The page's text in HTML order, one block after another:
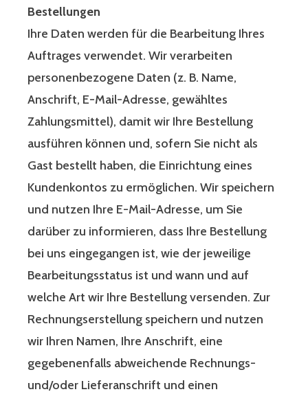
Bestellungen
Ihre Daten werden für die Bearbeitung Ihres
Auftrages verwendet. Wir verarbeiten
personenbezogene Daten (z. B. Name,
Anschrift, E-Mail-Adresse, gewähltes
Zahlungsmittel), damit wir Ihre Bestellung
ausführen können und, sofern Sie nicht als
Gast bestellt haben, die Einrichtung eines
Kundenkontos zu ermöglichen. Wir speichern
und nutzen Ihre E-Mail-Adresse, um Sie
darüber zu informieren, dass Ihre Bestellung
bei uns eingegangen ist, wie der jeweilige
Bearbeitungsstatus ist und wann und auf
welche Art wir Ihre Bestellung versenden. Zur
Rechnungserstellung speichern und nutzen
wir Ihren Namen, Ihre Anschrift, eine
gegebenenfalls abweichende Rechnungs-
und/oder Lieferanschrift und einen